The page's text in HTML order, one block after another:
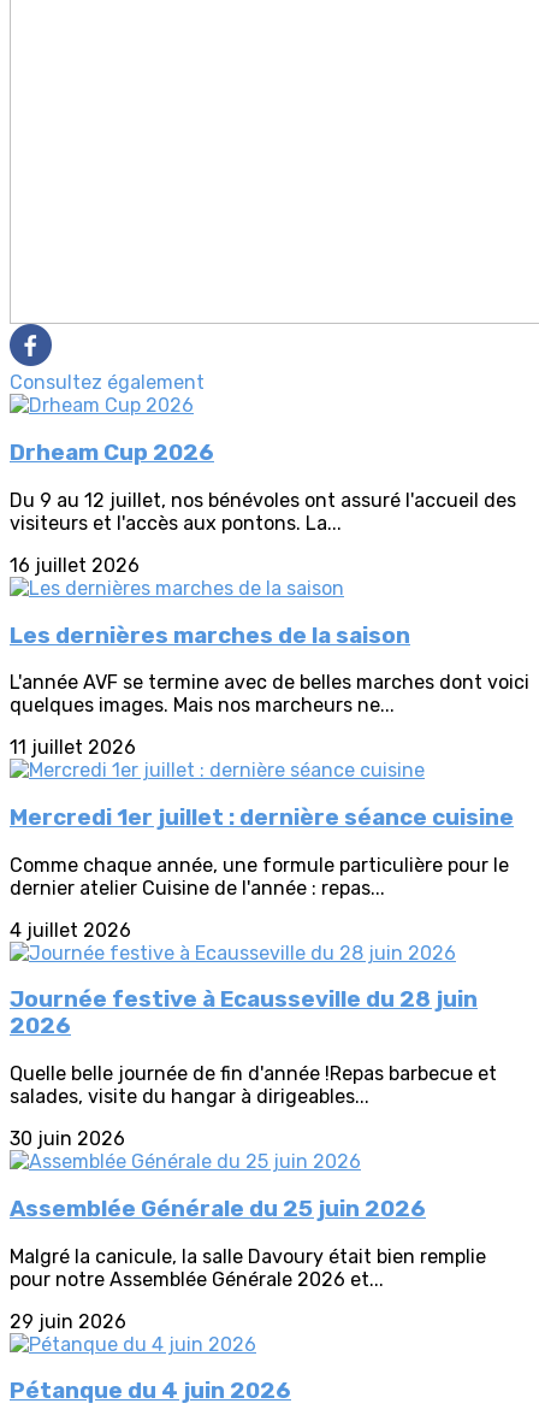
Consultez également
Drheam Cup 2026
Du 9 au 12 juillet, nos bénévoles ont assuré l'accueil des
visiteurs et l'accès aux pontons. La...
16 juillet 2026
Les dernières marches de la saison
L'année AVF se termine avec de belles marches dont voici
quelques images. Mais nos marcheurs ne...
11 juillet 2026
Mercredi 1er juillet : dernière séance cuisine
Comme chaque année, une formule particulière pour le
dernier atelier Cuisine de l'année : repas...
4 juillet 2026
Journée festive à Ecausseville du 28 juin
2026
Quelle belle journée de fin d'année !Repas barbecue et
salades, visite du hangar à dirigeables...
30 juin 2026
Assemblée Générale du 25 juin 2026
Malgré la canicule, la salle Davoury était bien remplie
pour notre Assemblée Générale 2026 et...
29 juin 2026
Pétanque du 4 juin 2026